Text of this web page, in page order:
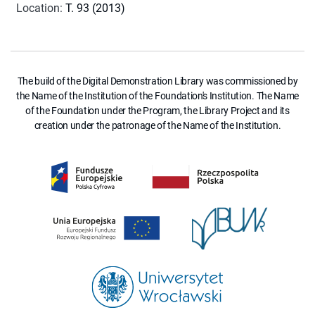
Location: T. 93 (2013)
The build of the Digital Demonstration Library was commissioned by
the Name of the Institution of the Foundation's Institution. The Name
of the Foundation under the Program, the Library Project and its
creation under the patronage of the Name of the Institution.